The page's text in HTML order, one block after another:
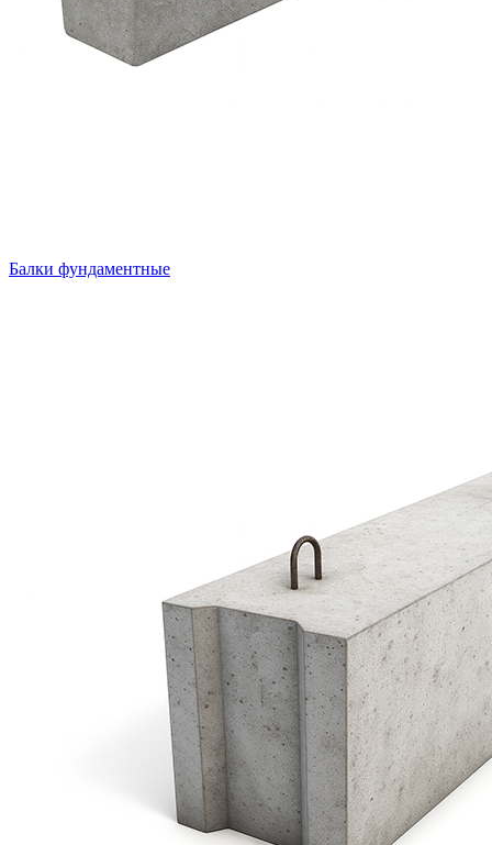
Балки фундаментные